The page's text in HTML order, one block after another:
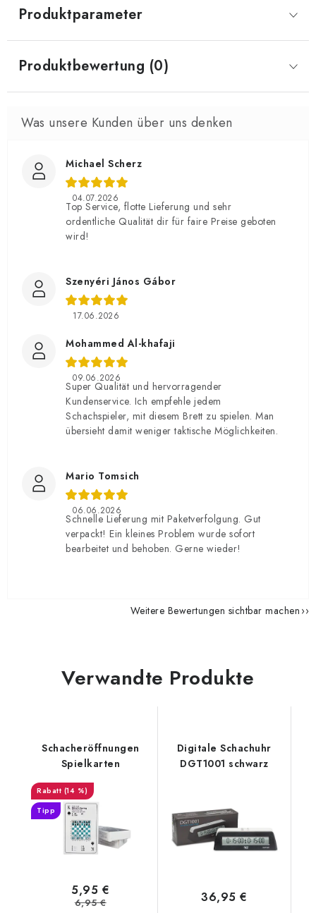
Produktparameter
Produktbewertung (0)
Michael Scherz
04.07.2026
Top Service, flotte Lieferung und sehr
ordentliche Qualität dir für faire Preise geboten
wird!
Szenyéri János Gábor
17.06.2026
Mohammed Al-khafaji
09.06.2026
Super Qualität und hervorragender
Kundenservice. Ich empfehle jedem
Schachspieler, mit diesem Brett zu spielen. Man
übersieht damit weniger taktische Möglichkeiten.
Mario Tomsich
06.06.2026
Schnelle Lieferung mit Paketverfolgung. Gut
verpackt! Ein kleines Problem wurde sofort
bearbeitet und behoben. Gerne wieder!
Weitere Bewertungen sichtbar machen
Verwandte Produkte
Schacheröffnungen
Spielkarten
(14 %)
Tipp
5,95 €
6,95 €
Digitale Schachuhr
DGT1001 schwarz
36,95 €